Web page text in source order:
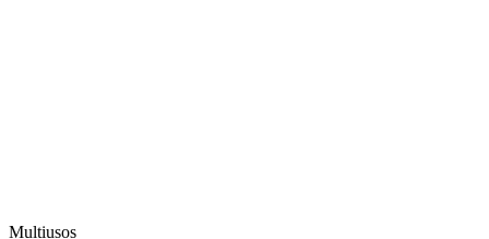
Multiusos